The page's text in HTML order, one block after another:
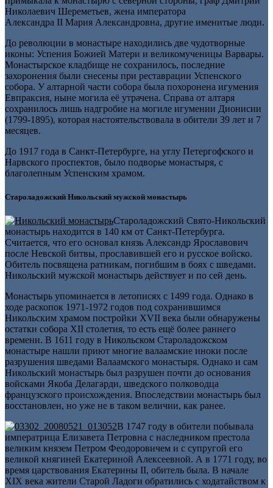
Николаевич Шереметьев, жена императора
Александра II Мария Александровна, другие именитые люди.
До революции в монастыре находились две чудотворные
иконы: Успения Божией Матери и великомученицы Варвары.
Монастырское кладбище не сохранилось, последние
захоронения были снесены при реставрации Успенского
собора. У алтарной части собора была похоронена игумения
Евпраксия, ныне могила её утрачена. Справа от алтаря
сохранилось лишь надгробие на могиле игумении Дионисии
(1799-1895), которая настоятельствовала в обители 39 лет и 7
месяцев.
До 1917 года в Санкт-Петербурге, на углу Петергофского и
Нарвского проспектов, было подворье монастыря, с
благолепным Успенским храмом.
Староладожский Никольский мужской монастырь
Староладожский Свято-Никольский
монастырь находится в 140 км от Санкт-Петербурга.
Считается, что его основал князь Александр Ярославович
после Невской битвы, прославившей его и русское войско.
Обитель посвящена ратникам, погибшим в боях с шведами.
Никольский мужской монастырь действует и по сей день.
Монастырь упоминается в летописях с 1499 года. Однако в
ходе раскопок 1971-1972 годов под сохранившимся
Никольским храмом постройки XVII века были обнаружены
остатки собора XII столетия, то есть ещё более раннего
времени. В 1611 году в Никольском Староладожском
монастыре нашли приют многие валаамские иноки после
разрушения шведами Валаамского монастыря. Однако и сам
Никольский монастырь был разрушен почти до основания
войсками Якоба Делагарди, шведского полководца
французского происхождения. Впоследствии монастырь был
восстановлен, но уже не в таком величии, как ранее.
В 1747 году в обители побывала
императрица Елизавета Петровна с наследником престола
великим князем Петром Феодоровичем и с супругой его
великой княгиней Екатериной Алексеевной. А в 1771 году, во
время царствования Екатерины II, обитель была. В начале
XIX века жители Старой Ладоги обратились с ходатайством к